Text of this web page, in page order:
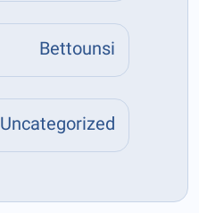
Bettounsi
Uncategorized